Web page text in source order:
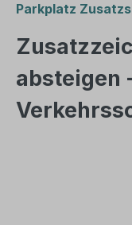
Parkplatz
absteigen